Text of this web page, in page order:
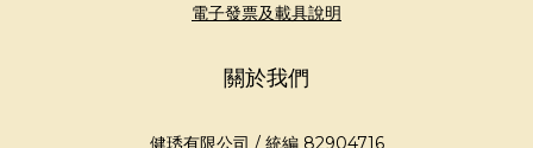
電子發票及載具說明
關於我們
健琇有限公司 / 統編 82904716